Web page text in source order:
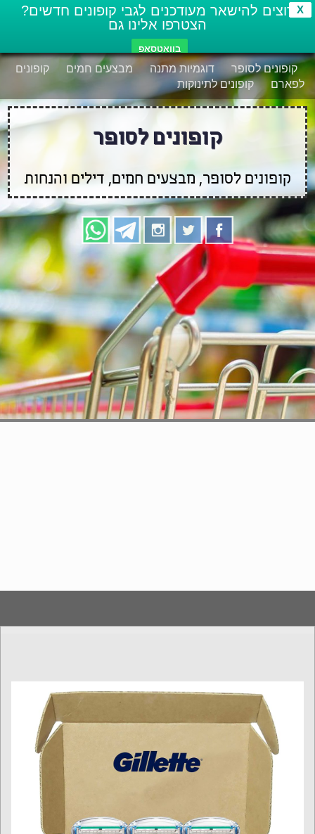
X
רוצים להישאר מעודכנים לגבי קופונים חדשים?
הצטרפו אלינו גם
בוואטסאפ
קופונים לסופר דוגמיות מתנה מבצעים חמים
קופונים
לפארם
קופונים לתינוקות
קופונים לסופר
קופונים לסופר, מבצעים חמים, דילים והנחות